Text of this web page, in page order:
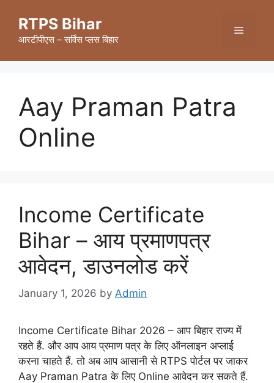
content
RTPS Bihar
आरटीपीएस – सर्विस प्लस बिहार
Menu
Aay Praman Patra
Online
Income Certificate
Bihar – आय प्रमाणपत्र
आवेदन, डाउनलोड करें
January 1, 2026 by Admin
Income Certificate Bihar 2026 – आप बिहार राज्य में
रहते हैं. और आप आय प्रमाण पत्र के लिए ऑनलाइन अप्लाई
करना चाहते हैं. तो अब आप आसानी से RTPS पोर्टल पर जाकर
Aay Praman Patra के लिए Online आवेदन कर सकते हैं.